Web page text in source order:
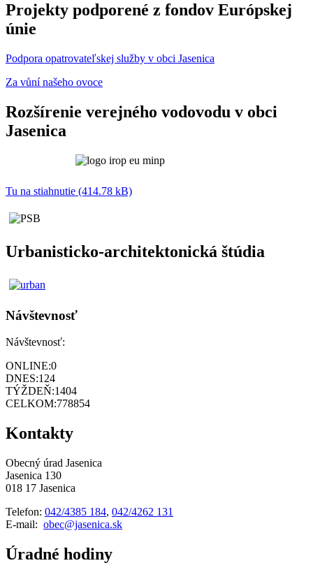
Projekty podporené z fondov Európskej
únie
Podpora opatrovateľskej služby v obci Jasenica
Za vůní našeho ovoce
Rozšírenie verejného vodovodu v obci
Jasenica
Tu na stiahnutie (414.78 kB)
Urbanisticko-architektonická štúdia
Návštevnosť
Návštevnosť:
ONLINE:0
DNES:124
TÝŽDEŇ:1404
CELKOM:778854
Kontakty
Obecný úrad Jasenica
Jasenica 130
018 17 Jasenica
Telefon: 042/4385 184, 042/4262 131
E-mail: obec@jasenica.sk
Úradné hodiny